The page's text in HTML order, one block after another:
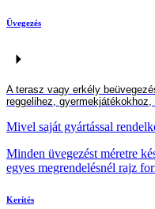
Üvegezés
A terasz vagy erkély
reggelihez,
Mivel saját gyártással
Minden üvegezést méretre
egyes megrendelésnél rajz
Kerítés